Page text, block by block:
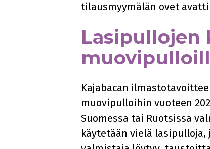
tilausmyymälän ovet
Lasipullojen
Kajabacan
muovipulloihin vuoteen
Suomessa tai Ruotsissa
käytetään vielä